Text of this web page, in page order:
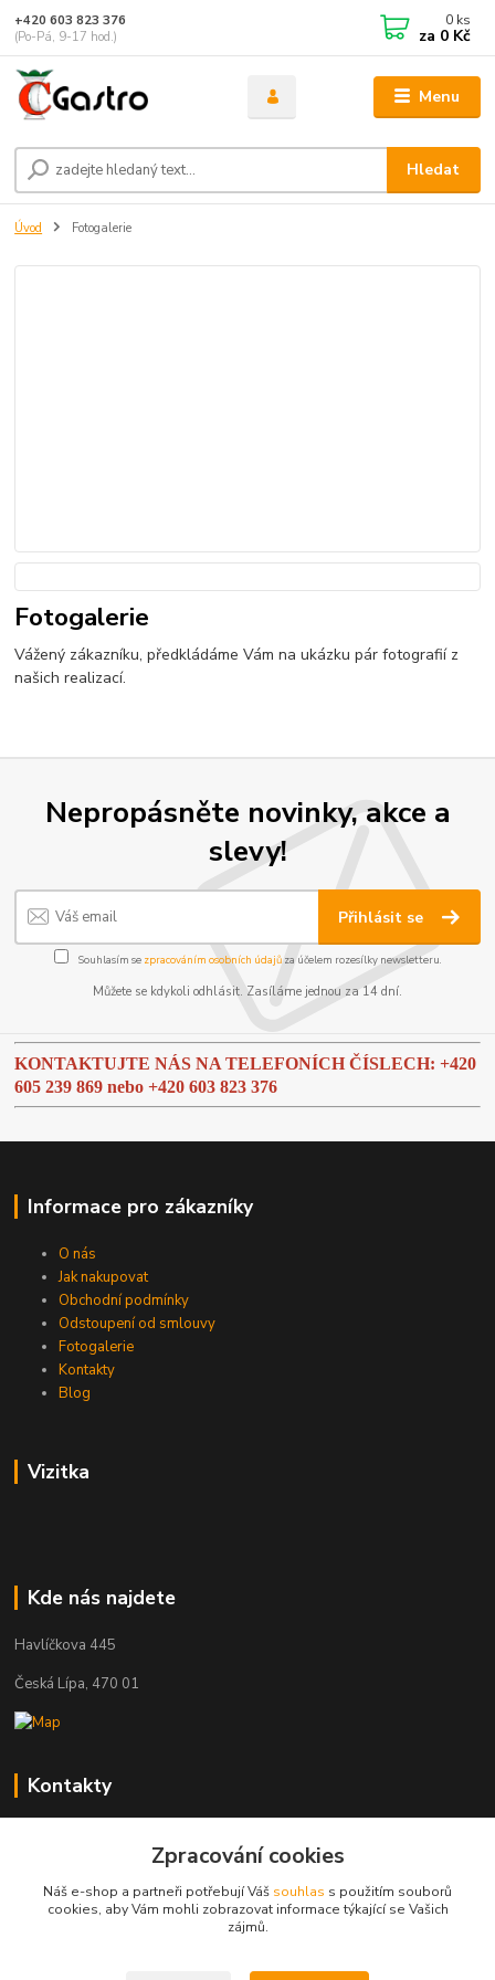
Menu
Hledat
+420 603 823 376
(Po-Pá, 9-17 hod.)
0 ks
za 0 Kč
Úvod Fotogalerie
Fotogalerie
Vážený zákazníku, předkládáme Vám na ukázku pár fotografií z
našich realizací.
Nepropásněte novinky, akce a
slevy!
Přihlásit se
Souhlasím se zpracováním osobních údajůza účelem rozesílky newsletteru.
Můžete se kdykoli odhlásit. Zasíláme jednou za 14 dní.
KONTAKTUJTE NÁS NA TELEFONÍCH ČÍSLECH: +420
605 239 869 nebo+420 603 823 376
Informace pro zákazníky
O nás
Jak nakupovat
Obchodní podmínky
Odstoupení od smlouvy
Fotogalerie
Kontakty
Blog
Vizitka
Kde nás najdete
Havlíčkova 445
Česká Lípa, 470 01
Kontakty
+420 603 823 376
pelant@cgastro.cz
Zpracování cookies
Náš e-shop a partneři potřebují Váš souhlas s použitím souborů
cookies, aby Vám mohli zobrazovat informace týkající se Vašich
zájmů.